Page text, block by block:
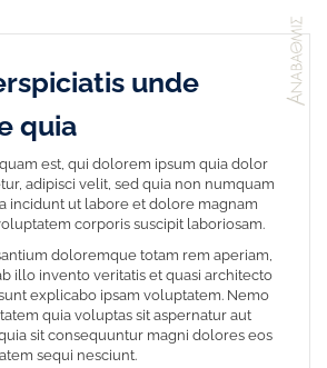
unde
quia
est, qui dolorem ipsum quia dolor
adipisci velit, sed quia non numquam
incidunt ut labore et dolore magnam
corporis suscipit laboriosam.
doloremque totam rem aperiam,
illo invento veritatis et quasi architecto
explicabo ipsam voluptatem. Nemo
quia voluptas sit aspernatur aut
sit consequuntur magni dolores eos
sequi nesciunt.